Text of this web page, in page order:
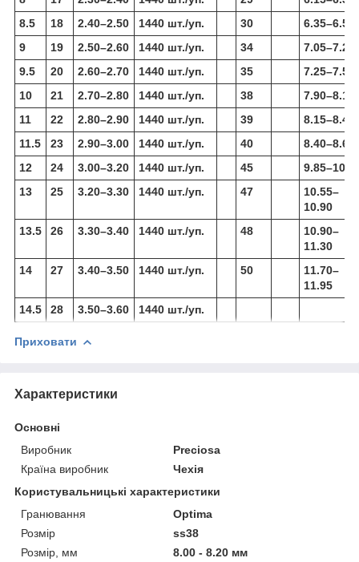
8.5
18 2.40–2.50 1440 шт./уп. 30
6.35–6.50
9
19 2.50–2.60 1440 шт./уп. 34
7.05–7.25
9.5
20 2.60–2.70 1440 шт./уп. 35
7.25–7.50
10
21 2.70–2.80 1440 шт./уп. 38
7.90–8.15
11
22 2.80–2.90 1440 шт./уп. 39
8.15–8.40
11.5
23 2.90–3.00 1440 шт./уп. 40
8.40–8.65
12
24 3.00–3.20 1440 шт./уп. 45
13
25 3.20–3.30 1440 шт./уп. 47
10.55–
10.90
13.5
26 3.30–3.40 1440 шт./уп. 48
10.90–
11.30
14
27 3.40–3.50 1440 шт./уп. 50
11.70–
11.95
14.5
28 3.50–3.60 1440 шт./уп.
Приховати
Характеристики
Основні
Виробник
Preciosa
Країна виробник
Чехія
Користувальницькі характеристики
Гранювання
Optima
Розмір
ss38
Розмір, мм
8.00 - 8.20 мм